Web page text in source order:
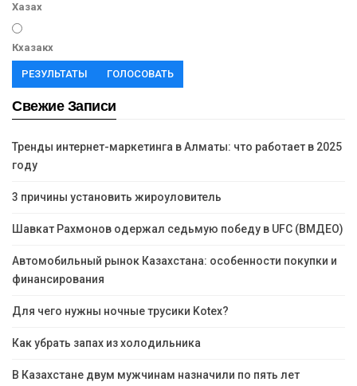
Хазах
Кхазакх
РЕЗУЛЬТАТЫ ГОЛОСОВАТЬ
Свежие Записи
Тренды интернет-маркетинга в Алматы: что работает в 2025
году
3 причины установить жироуловитель
Шавкат Рахмонов одержал седьмую победу в UFC (ВМДЕО)
Автомобильный рынок Казахстана: особенности покупки и
финансирования
Для чего нужны ночные трусики Kotex?
Как убрать запах из холодильника
В Казахстане двум мужчинам назначили по пять лет